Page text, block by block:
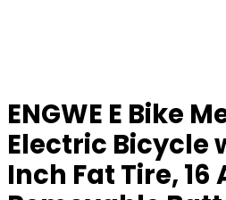
ENGWE E Bike
Electric Bicycle
Inch Fat Tire, 16